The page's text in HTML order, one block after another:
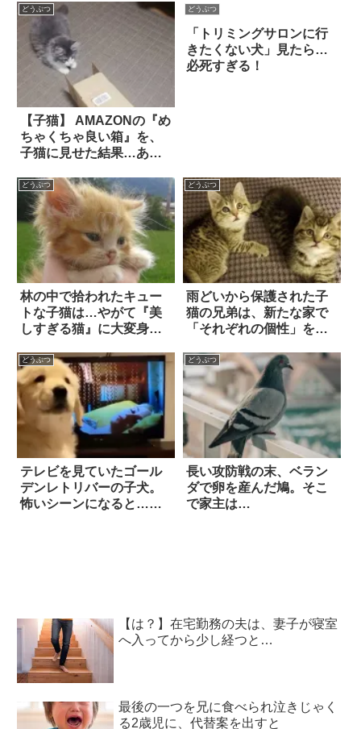
どの成長ぶりを発揮し
た！
どうぶつ
【子猫】 AMAZONの『め
ちゃくちゃ良い箱』を、
子猫に見せた結果…あま
撮れてしまった！！
どうぶつ
「トリミングサロンに行
きたくない犬」見たら…
必死すぎる！
どうぶつ
林の中で拾われたキュー
トな子猫は…やがて『美
しすぎる猫』に大変身し
どうぶつ
雨どいから保護された子
猫の兄弟は、新たな家で
「それぞれの個性」を開
どうぶつ
テレビを見ていたゴール
デンレトリバーの子犬。
怖いシーンになると…そ
どうぶつ
長い攻防戦の末、ベラン
ダで卵を産んだ鳩。そこ
で家主は…
【は？】在宅勤務の夫は、妻子が寝室
へ入ってから少し経つと…
最後の一つを兄に食べられ泣きじゃく
る2歳児に、代替案を出すと